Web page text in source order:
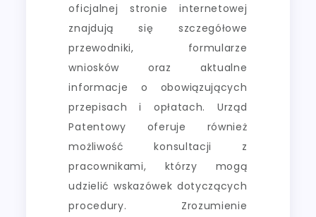
oficjalnej stronie internetowej
znajdują się szczegółowe
przewodniki, formularze
wniosków oraz aktualne
informacje o obowiązujących
przepisach i opłatach. Urząd
Patentowy oferuje również
możliwość konsultacji z
pracownikami, którzy mogą
udzielić wskazówek dotyczących
procedury. Zrozumienie